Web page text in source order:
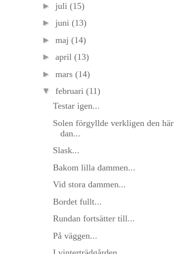
► juli (15)
► juni (13)
► maj (14)
► april (13)
► mars (14)
▼ februari (11)
Testar igen...
Solen förgyllde verkligen den här
dan...
Slask...
Bakom lilla dammen...
Vid stora dammen...
Bordet fullt...
Rundan fortsätter till...
På väggen...